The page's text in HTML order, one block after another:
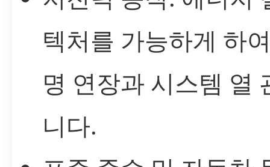
텍처를 가능하게 하
명 연장과 시스템 열
니다.